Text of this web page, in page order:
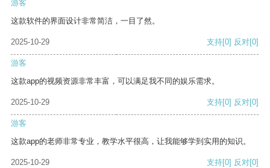
游客
这款软件的界面设计非常简洁，一目了然。
2025-10-29 支持[0] 反对[0]
游客
这款app的视频资源非常丰富，可以满足我不同的娱乐需求。
2025-10-29 支持[0] 反对[0]
游客
这款app的老师非常专业，教学水平很高，让我能够学到实用的知识。
2025-10-29 支持[0] 反对[0]